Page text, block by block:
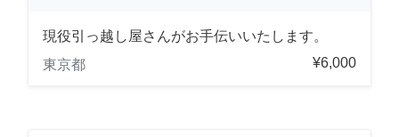
現役引っ越し屋さんがお手伝いいたします。
東京都
¥6,000